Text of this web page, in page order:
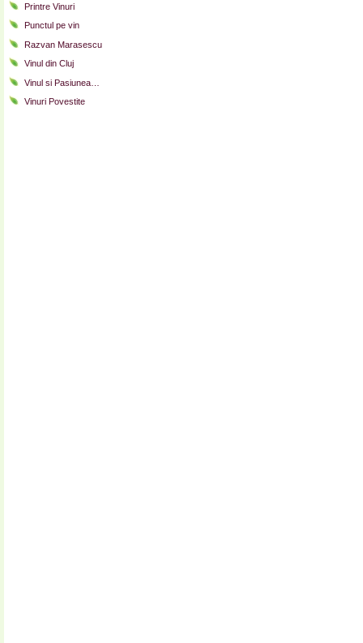
Printre Vinuri
Punctul pe vin
Razvan Marasescu
Vinul din Cluj
Vinul si Pasiunea…
Vinuri Povestite